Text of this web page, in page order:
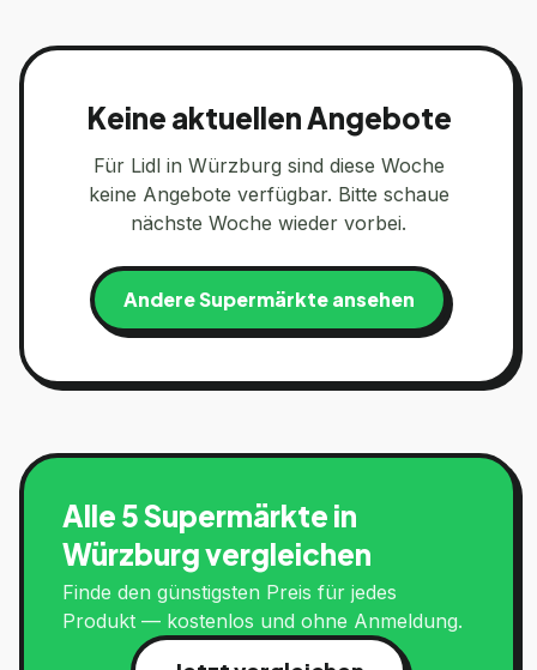
Keine aktuellen Angebote
Für Lidlin Würzburg sind diese Woche
keine Angebote verfügbar. Bitte schaue
nächste Woche wieder vorbei.
Andere Supermärkte ansehen
Alle 5 Supermärkte in
Würzburgvergleichen
Finde den günstigsten Preis für jedes
Produkt — kostenlos und ohne Anmeldung.